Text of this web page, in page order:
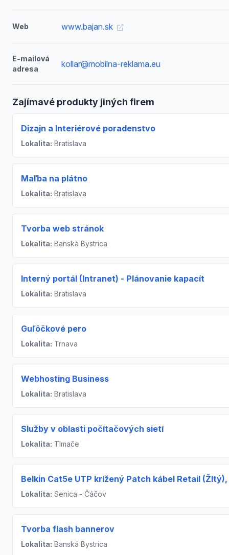
Web www.bajan.sk
E-mailová
adresa
kollar@mobilna-reklama.eu
Zajímavé produkty jiných firem
Dizajn a Interiérové poradenstvo
Lokalita: Bratislava
Maľba na plátno
Lokalita: Bratislava
Tvorba web stránok
Lokalita: Banská Bystrica
Interný portál (Intranet) - Plánovanie kapacít
Lokalita: Bratislava
Guľôčkové pero
Lokalita: Trnava
Webhosting Business
Lokalita: Bratislava
Služby v oblasti počítačových sietí
Lokalita: Tlmače
Belkin Cat5e UTP krížený Patch kábel Retail (Žltý),
Lokalita: Senica - Čáčov
Tvorba flash bannerov
Lokalita: Banská Bystrica